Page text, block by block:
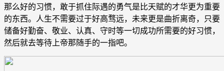
那么好的习惯，敢于抓住际遇的勇气是比天赋的才华更为重要
的东西。人生不需要过于好高骛远，未来更是曲折离奇，只要
储备好勤奋、敬业、认真、守时等一切成功所需要的好习惯，
然后就去等待上帝那随手的一指吧。